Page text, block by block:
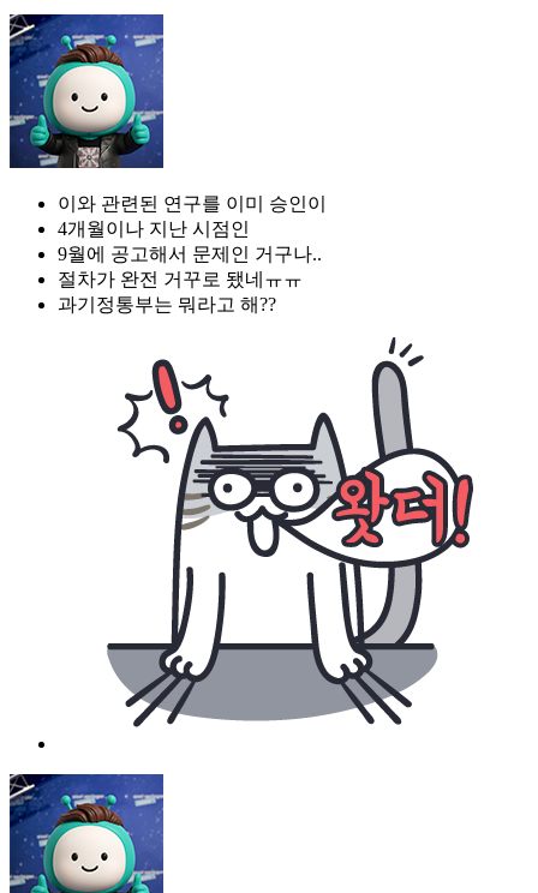
이와 관련된 연구를 이미 승인이
4개월이나 지난 시점인
9월에 공고해서 문제인 거구나..
절차가 완전 거꾸로 됐네ㅠㅠ
과기정통부는 뭐라고 해??